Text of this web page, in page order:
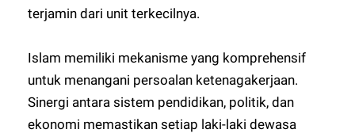
terjamin dari unit terkecilnya.
Islam memiliki mekanisme yang komprehensif
untuk menangani persoalan ketenagakerjaan.
Sinergi antara sistem pendidikan, politik, dan
ekonomi memastikan setiap laki-laki dewasa